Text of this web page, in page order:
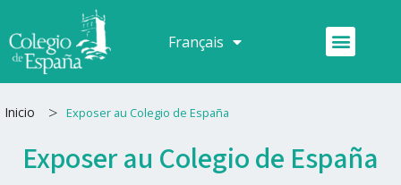
au
contenu
Français
Español Menu
Inicio > Exposer au Colegio de España
Exposer au Colegio de España